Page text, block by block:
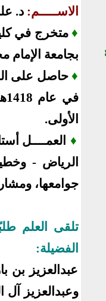
الاســـــم:د.
♦ متخرج في
بجامعة الإمام
♦
الأولى.
♦ العمــــل
الرياض -
جوامعها،
تلقى العلم
الفضيلة:
عبدالعزيز بن
وعبدالعزيز آل